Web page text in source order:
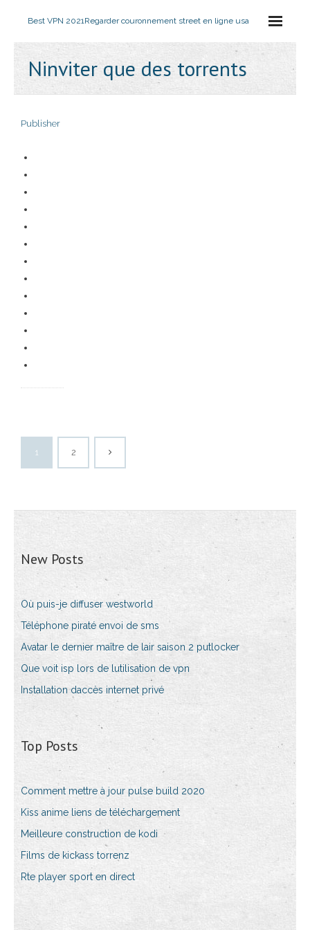
Best VPN 2021Regarder couronnement street en ligne usa
Ninviter que des torrents
Publisher
1 2
New Posts
Où puis-je diffuser westworld
Téléphone piraté envoi de sms
Avatar le dernier maître de lair saison 2 putlocker
Que voit isp lors de lutilisation de vpn
Installation daccès internet privé
Top Posts
Comment mettre à jour pulse build 2020
Kiss anime liens de téléchargement
Meilleure construction de kodi
Films de kickass torrenz
Rte player sport en direct